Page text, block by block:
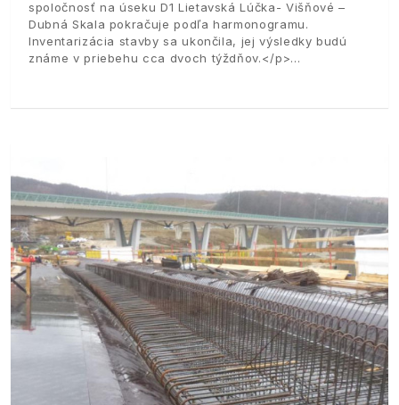
spoločnosť na úseku D1 Lietavská Lúčka- Višňové –
Dubná Skala pokračuje podľa harmonogramu.
Inventarizácia stavby sa ukončila, jej výsledky budú
známe v priebehu cca dvoch týždňov.</p>